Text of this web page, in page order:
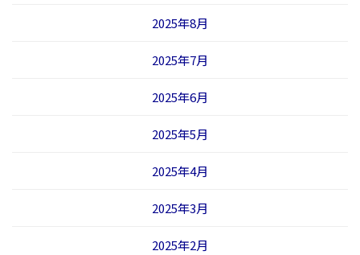
2025年8月
2025年7月
2025年6月
2025年5月
2025年4月
2025年3月
2025年2月